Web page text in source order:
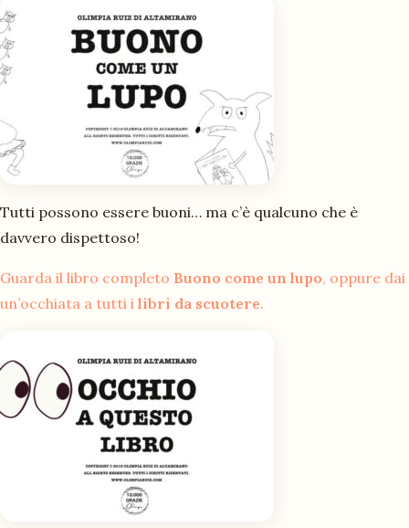
Tutti possono essere buoni… ma c’è qualcuno che è
davvero dispettoso!
Guarda il libro completo Buono come un lupo, oppure dai
un’occhiata a tutti i libri da scuotere.